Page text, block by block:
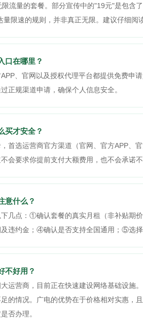
流量的套餐。部分宣传中的"19元"是包含
量限速的规则，并非真正无限。建议仔细阅
口在哪里？
、官网以及授权代理平台都提供免费申
正规渠道申请，确保个人信息安全。
买才安全？
首选运营商官方渠道（官网、官方APP、
会要求你提前支付大额费用，也不会承诺
意什么？
下几点：①确认套餐的真实月租（非补贴
违约金；④确认是否支持全国通用；⑤选
不好用？
运营商，目前正在快速建设网络基础设施
的情况。广电的优势在于价格相对实惠，
否办理。